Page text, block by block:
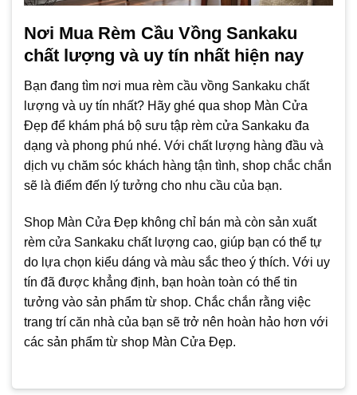
Nơi Mua Rèm Cầu Vồng Sankaku
chất lượng và uy tín nhất hiện nay
Bạn đang tìm nơi mua rèm cầu vồng Sankaku chất
lượng và uy tín nhất? Hãy ghé qua shop Màn Cửa
Đẹp để khám phá bộ sưu tập rèm cửa Sankaku đa
dạng và phong phú nhé. Với chất lượng hàng đầu và
dịch vụ chăm sóc khách hàng tận tình, shop chắc chắn
sẽ là điểm đến lý tưởng cho nhu cầu của bạn.
Shop Màn Cửa Đẹp không chỉ bán mà còn sản xuất
rèm cửa Sankaku chất lượng cao, giúp bạn có thể tự
do lựa chọn kiểu dáng và màu sắc theo ý thích. Với uy
tín đã được khẳng định, bạn hoàn toàn có thể tin
tưởng vào sản phẩm từ shop. Chắc chắn rằng việc
trang trí căn nhà của bạn sẽ trở nên hoàn hảo hơn với
các sản phẩm từ shop Màn Cửa Đẹp.